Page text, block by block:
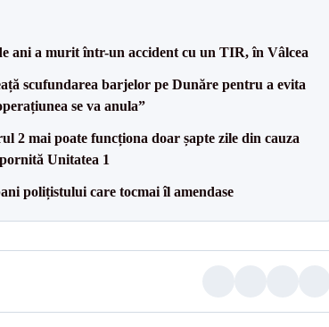
ani a murit într-un accident cu un TIR, în Vâlcea
scufundarea barjelor pe Dunăre pentru a evita
se va anula”
2 mai poate funcționa doar șapte zile din cauza
Unitatea 1
polițistului care tocmai îl amendase